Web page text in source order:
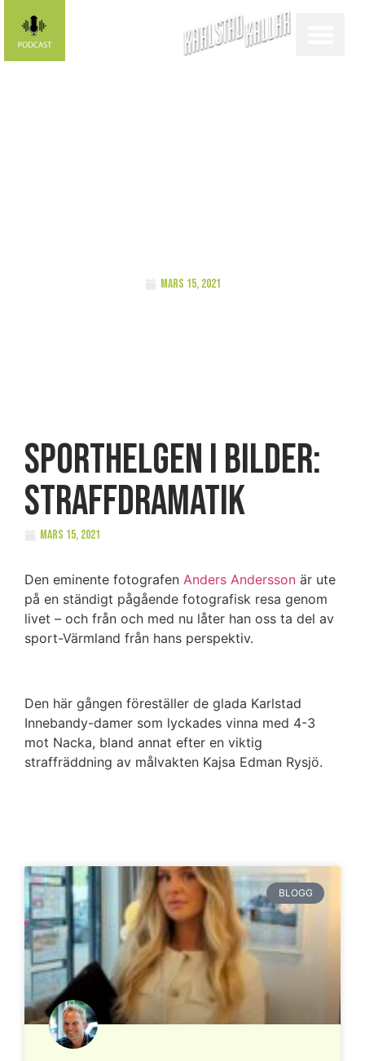
mars 15, 2021
Sporthelgen i bilder:
Straffdramatik
mars 15, 2021
Den eminente fotografen Anders Andersson är ute
på en ständigt pågående fotografisk resa genom
livet – och från och med nu låter han oss ta del av
sport-Värmland från hans perspektiv.
Den här gången föreställer de glada Karlstad
Innebandy-damer som lyckades vinna med 4-3
mot Nacka, bland annat efter en viktig
straffräddning av målvakten Kajsa Edman Rysjö.
BLOGG